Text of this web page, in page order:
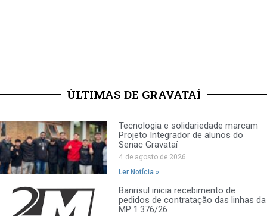
ÚLTIMAS DE GRAVATAÍ
Tecnologia e solidariedade marcam
Projeto Integrador de alunos do
Senac Gravataí
4 de agosto de 2026
Ler Notícia »
Banrisul inicia recebimento de
pedidos de contratação das linhas da
MP 1.376/26